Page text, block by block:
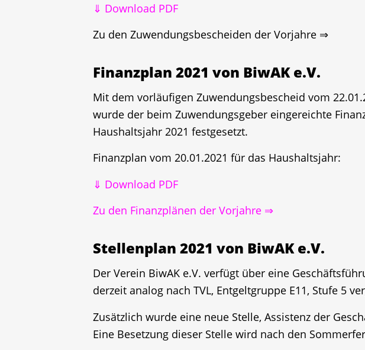
⇓ Download PDF
Zu den Zuwendungsbescheiden der Vorjahre ⇒
Finanzplan 2021 von BiwAK e.V.
Mit dem vorläufigen Zuwendungsbescheid vom
wurde der beim Zuwendungsgeber eingereichte
Haushaltsjahr 2021 festgesetzt.
Finanzplan vom 20.01.2021 für das Haushaltsjahr:
⇓ Download PDF
Zu den Finanzplänen der Vorjahre ⇒
Stellenplan 2021 von BiwAK e.V.
Der Verein BiwAK e.V. verfügt über eine
derzeit analog nach TVL, Entgeltgruppe E11, Stufe 5
Zusätzlich wurde eine neue Stelle, Assistenz der
Eine Besetzung dieser Stelle wird nach den